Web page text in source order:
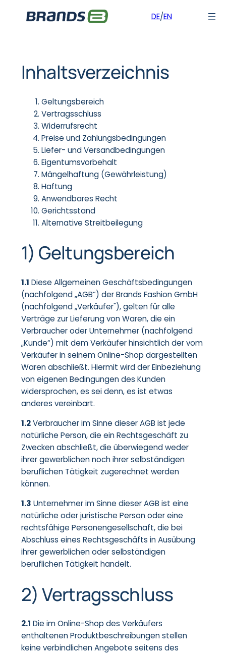
springen
DE/EN
Inhaltsverzeichnis
Geltungsbereich
Vertragsschluss
Widerrufsrecht
Preise und Zahlungsbedingungen
Liefer- und Versandbedingungen
Eigentumsvorbehalt
Mängelhaftung (Gewährleistung)
Haftung
Anwendbares Recht
Gerichtsstand
Alternative Streitbeilegung
1) Geltungsbereich
1.1 Diese Allgemeinen Geschäftsbedingungen
(nachfolgend „AGB“) der Brands Fashion GmbH
(nachfolgend „Verkäufer"), gelten für alle
Verträge zur Lieferung von Waren, die ein
Verbraucher oder Unternehmer (nachfolgend
„Kunde“) mit dem Verkäufer hinsichtlich der vom
Verkäufer in seinem Online-Shop dargestellten
Waren abschließt. Hiermit wird der Einbeziehung
von eigenen Bedingungen des Kunden
widersprochen, es sei denn, es ist etwas
anderes vereinbart.
1.2Verbraucher im Sinne dieser AGB ist jede
natürliche Person, die ein Rechtsgeschäft zu
Zwecken abschließt, die überwiegend weder
ihrer gewerblichen noch ihrer selbständigen
beruflichen Tätigkeit zugerechnet werden
können.
1.3 Unternehmer im Sinne dieser AGB ist eine
natürliche oder juristische Person oder eine
rechtsfähige Personengesellschaft, die bei
Abschluss eines Rechtsgeschäfts in Ausübung
ihrer gewerblichen oder selbständigen
beruflichen Tätigkeit handelt.
2) Vertragsschluss
2.1 Die im Online-Shop des Verkäufers
enthaltenen Produktbeschreibungen stellen
keine verbindlichen Angebote seitens des